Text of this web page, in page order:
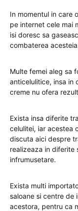
In momentul in care
pe internet cele mai
isi doresc sa
combaterea
Multe femei aleg sa
anticelulitice, insa in
creme nu ofera
Exista insa diferite
celulitei, iar acestea
discuta aici despre
realizeaza in diferite
infrumusetare.
Exista multi
saloane si centre de
acestora, pentru ca